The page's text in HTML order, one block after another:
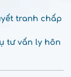
tranh chấp
tư vấn ly hôn